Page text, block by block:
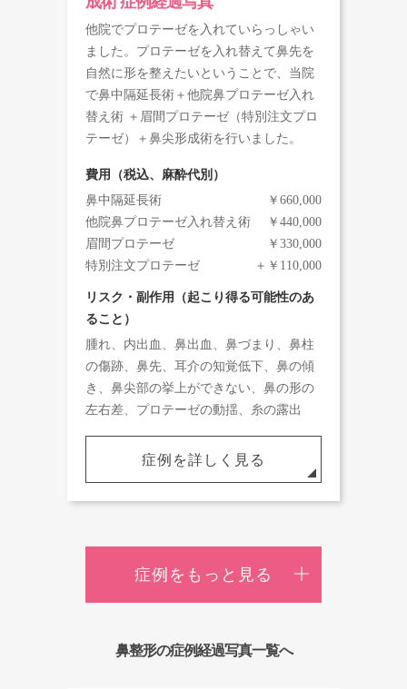
他院でプロテーゼを入れていらっしゃい
ました。プロテーゼを入れ替えて鼻先を
自然に形を整えたいということで、当院
で鼻中隔延長術＋他院鼻プロテーゼ入れ
替え術 ＋眉間プロテーゼ（特別注文プロ
テーゼ）＋鼻尖形成術を行いました。
費用（税込、麻酔代別）
鼻中隔延長術
￥660,000
他院鼻プロテーゼ入れ替え術
￥440,000
眉間プロテーゼ
￥330,000
特別注文プロテーゼ
＋￥110,000
リスク・副作用（起こり得る可能性のあ
ること）
腫れ、内出血、鼻出血、鼻づまり、鼻柱
の傷跡、鼻先、耳介の知覚低下、鼻の傾
き、鼻尖部の挙上ができない、鼻の形の
左右差、プロテーゼの動揺、糸の露出
症例を詳しく見る
症例をもっと見る
鼻整形の症例経過写真一覧へ